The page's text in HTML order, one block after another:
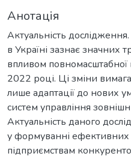
Анотація
Актуальність
в Україні зазнає значних
впливом повномасштабної
2022 році. Ці зміни
лише адаптації до нових
систем управління
Актуальність даного
у формуванні ефективних
підприємствам